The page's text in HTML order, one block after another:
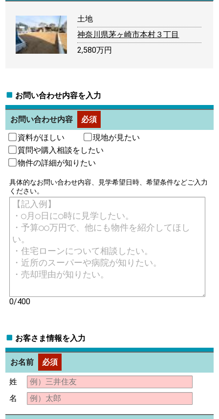
土地
神奈川県茅ヶ崎市本村３丁目
2,580万円
お問い合わせ内容を入力
お問い合わせ内容
必須
資料がほしい
現地が見たい
質問や購入相談をしたい
物件の詳細が知りたい
具体的なお問い合わせ内容、見学希望日時、希望条件などご入力
ください。
0/400
お客さま情報を入力
お名前 必須
姓
名